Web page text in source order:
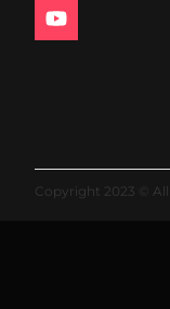
Copyright 2023 ©